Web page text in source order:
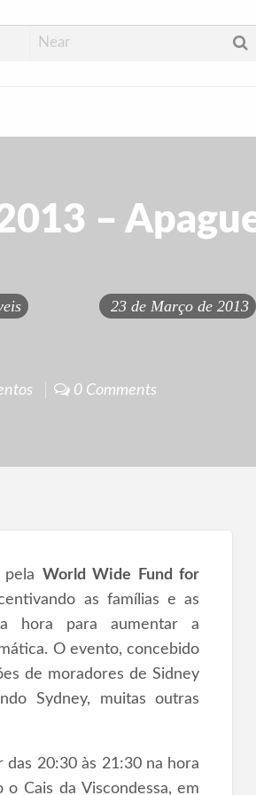
–
23 de Março de 2013
0 Comments
World Wide Fund for
as famílias e as
hora para aumentar a
O evento, concebido
de moradores de Sidney
Sydney, muitas outras
20:30 às 21:30 na hora
Cais da Viscondessa, em